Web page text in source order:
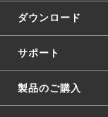
ダウンロード
サポート
製品のご購入